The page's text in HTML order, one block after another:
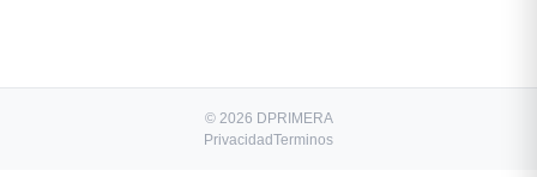
© 2026 DPRIMERA
PrivacidadTerminos